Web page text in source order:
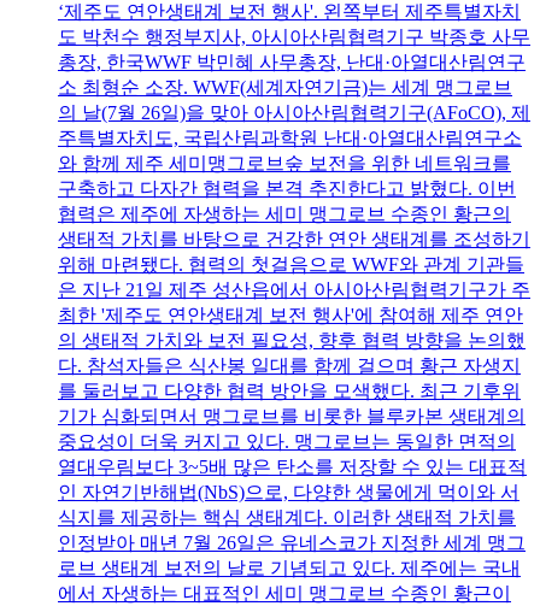
‘제주도 연안생태계 보전 행사'. 왼쪽부터 제주특별자치
도 박천수 행정부지사, 아시아산림협력기구 박종호 사무
총장, 한국WWF 박민혜 사무총장, 난대·아열대산림연구
소 최형순 소장. WWF(세계자연기금)는 세계 맹그로브
의 날(7월 26일)을 맞아 아시아산림협력기구(AFoCO), 제
주특별자치도, 국립산림과학원 난대·아열대산림연구소
와 함께 제주 세미맹그로브숲 보전을 위한 네트워크를
구축하고 다자간 협력을 본격 추진한다고 밝혔다. 이번
협력은 제주에 자생하는 세미 맹그로브 수종인 황근의
생태적 가치를 바탕으로 건강한 연안 생태계를 조성하기
위해 마련됐다. 협력의 첫걸음으로 WWF와 관계 기관들
은 지난 21일 제주 성산읍에서 아시아산림협력기구가 주
최한 '제주도 연안생태계 보전 행사'에 참여해 제주 연안
의 생태적 가치와 보전 필요성, 향후 협력 방향을 논의했
다. 참석자들은 식산봉 일대를 함께 걸으며 황근 자생지
를 둘러보고 다양한 협력 방안을 모색했다. 최근 기후위
기가 심화되면서 맹그로브를 비롯한 블루카본 생태계의
중요성이 더욱 커지고 있다. 맹그로브는 동일한 면적의
열대우림보다 3~5배 많은 탄소를 저장할 수 있는 대표적
인 자연기반해법(NbS)으로, 다양한 생물에게 먹이와 서
식지를 제공하는 핵심 생태계다. 이러한 생태적 가치를
인정받아 매년 7월 26일은 유네스코가 지정한 세계 맹그
로브 생태계 보전의 날로 기념되고 있다. 제주에는 국내
에서 자생하는 대표적인 세미 맹그로브 수종인 황근이